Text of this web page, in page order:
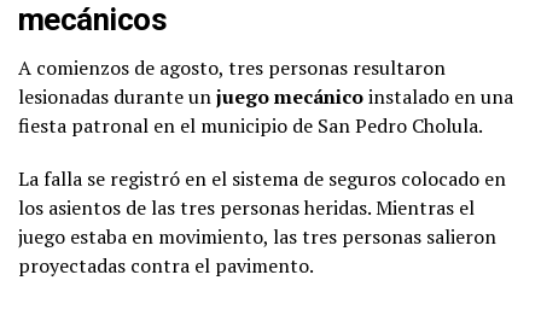
mecánicos
A comienzos de agosto, tres personas resultaron
lesionadas durante unjuego mecánicoinstalado en una
fiesta patronal en el municipio de San Pedro Cholula.
La falla se registró en el sistema de seguros colocado en
los asientos de las tres personas heridas. Mientras el
juego estaba en movimiento, las tres personas salieron
proyectadas contra el pavimento.